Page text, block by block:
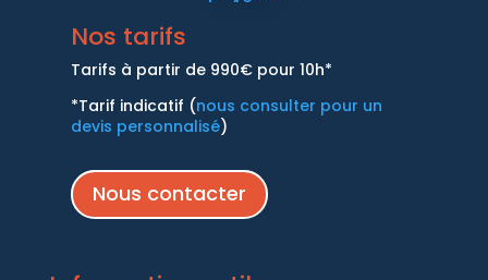
Nos tarifs
Tarifs à partir de 990€ pour 10h*
*Tarif indicatif (nous consulter pour un
devis personnalisé)
Nous contacter